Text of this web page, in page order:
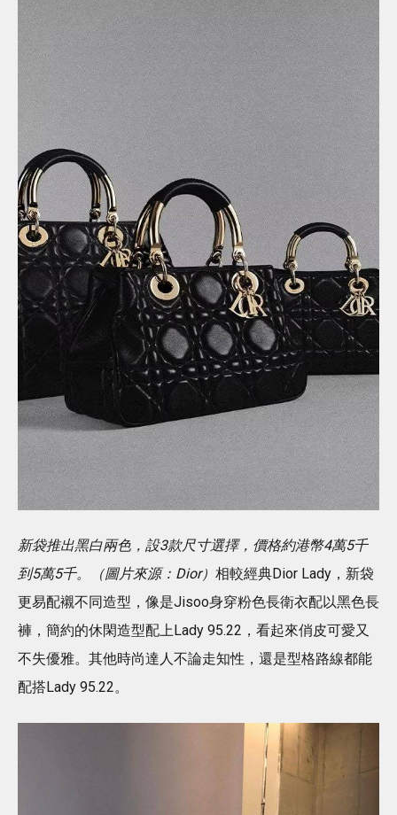
新袋推出黑白兩色，設3款尺寸選擇，價格約港幣4萬5千
到5萬5千。（圖片來源：Dior） 相較經典Dior Lady，新袋
更易配襯不同造型，像是Jisoo身穿粉色長衛衣配以黑色長
褲，簡約的休閑造型配上Lady 95.22，看起來俏皮可愛又
不失優雅。其他時尚達人不論走知性，還是型格路線都能
配搭Lady 95.22。